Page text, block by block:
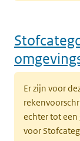
Er zijn voor
echter tot een
voor